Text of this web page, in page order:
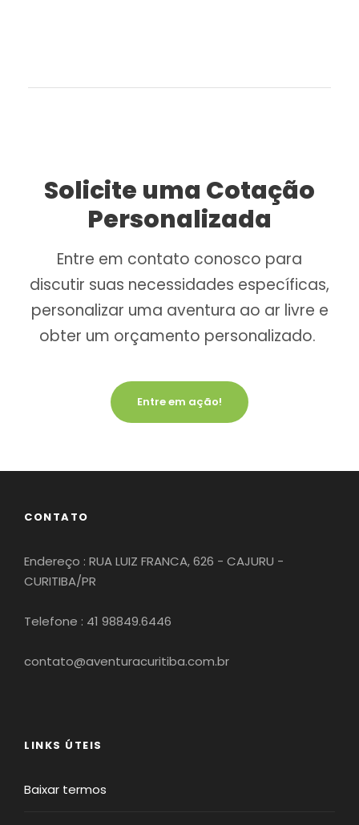
Solicite uma Cotação
Personalizada
Entre em contato conosco para
discutir suas necessidades específicas,
personalizar uma aventura ao ar livre e
obter um orçamento personalizado.
Entre em ação!
CONTATO
Endereço : RUA LUIZ FRANCA, 626 - CAJURU -
CURITIBA/PR
Telefone : 41 98849.6446
contato@aventuracuritiba.com.br
LINKS ÚTEIS
Baixar termos